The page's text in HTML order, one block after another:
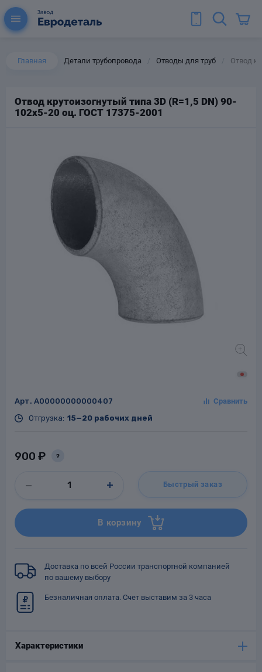
Главная Детали трубопровода Отводы для труб Отвод
Отвод крутоизогнутый типа 3D (R=1,5 DN) 90-
102х5-20 оц. ГОСТ 17375-2001
Арт. A00000000000407
Отгрузка: 15—20 рабочих дней
900 ₽ ?
Быстрый заказ
В корзину
Доставка по всей России транспортной компанией
по вашему выбору
Безналичная оплата. Счет выставим за 3 часа
Характеристики
для труб
Тройники стальные
Заглушки для труб
стальные
Фланцы стальные
Фильтры для
трубопроводов